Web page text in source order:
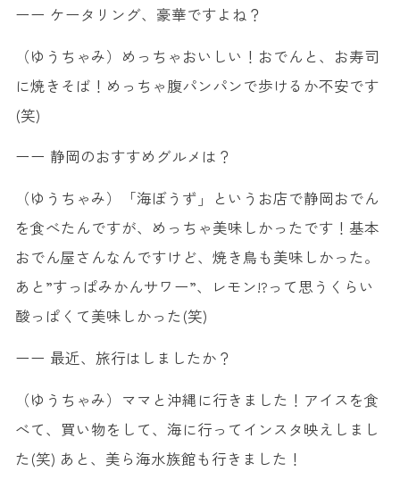
ーー ケータリング、豪華ですよね？
（ゆうちゃみ）めっちゃおいしい！おでんと、お寿司
に焼きそば！めっちゃ腹パンパンで歩けるか不安です
(笑)
ーー 静岡のおすすめグルメは？
（ゆうちゃみ）「海ぼうず」というお店で静岡おでん
を食べたんですが、めっちゃ美味しかったです！基本
おでん屋さんなんですけど、焼き鳥も美味しかった。
あと”すっぱみかんサワー”、レモン!?って思うくらい
酸っぱくて美味しかった(笑)
ーー 最近、旅行はしましたか？
（ゆうちゃみ）ママと沖縄に行きました！アイスを食
べて、買い物をして、海に行ってインスタ映えしまし
た(笑) あと、美ら海水族館も行きました！